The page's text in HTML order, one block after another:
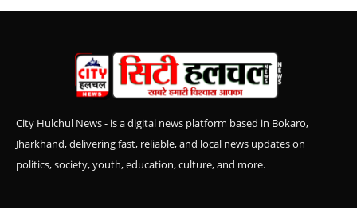
City Hulchul News - is a digital news platform based in Bokaro,
Jharkhand, delivering fast, reliable, and local news updates on
politics, society, youth, education, culture, and more.